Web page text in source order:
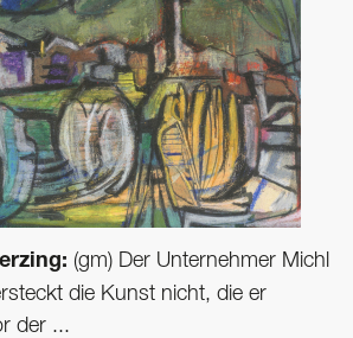
(gm) Der Unternehmer Michl
die Kunst nicht, die er
der ...